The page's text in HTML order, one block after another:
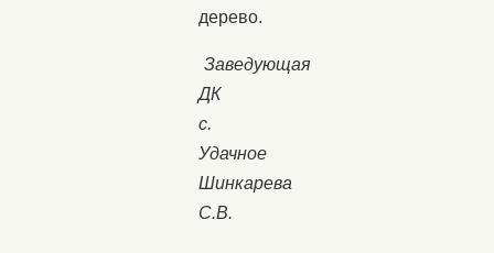
дерево.
Заведующая
ДК
с.
Удачное
Шинкарева
С.В.